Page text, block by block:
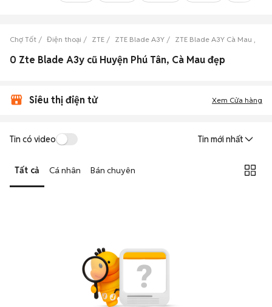
Chợ Tốt Điện thoại ZTE ZTE Blade A3Y ZTE Blade A3Y Cà Mau
0 Zte Blade A3y cũ Huyện Phú Tân, Cà Mau đẹp
Siêu thị điện tử Xem Cửa hàng
Tin có video Tin mới nhất
Tất cả Cá nhân Bán chuyên